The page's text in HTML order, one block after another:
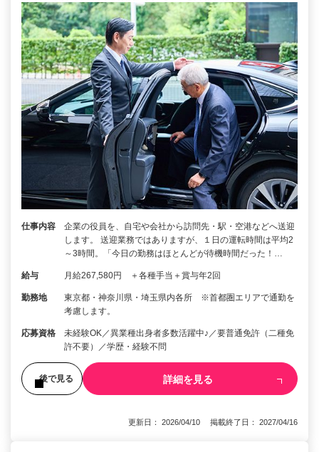
仕事内容
企業の役員を、自宅や会社から訪問先・駅・空港などへ送迎
します。 送迎業務ではありますが、１日の運転時間は平均2
～3時間。「今日の勤務はほとんどが待機時間だった！…
給与 月給267,580円 ＋各種手当＋賞与年2回
勤務地
東京都・神奈川県・埼玉県内各所 ※首都圏エリアで通勤を
考慮します。
応募資格
未経験OK／異業種出身者多数活躍中♪／要普通免許（二種免
許不要）／学歴・経験不問
後で見る 詳細を見る
更新日： 2026/04/10 掲載終了日： 2027/04/16